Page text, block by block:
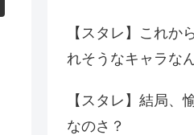
【スタレ】これか
れそうなキャラな
【スタレ】結局、
なのさ？